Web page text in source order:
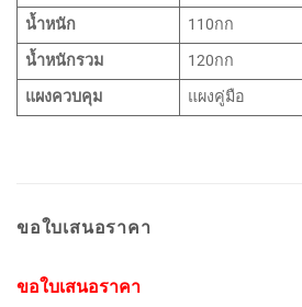
น้ำหนัก
110กก
น้ำหนักรวม
120กก
แผงควบคุม
แผงคู่มือ
ขอใบเสนอราคา
ขอใบเสนอราคา